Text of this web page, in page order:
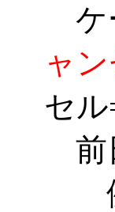
ャ
セル
前
例